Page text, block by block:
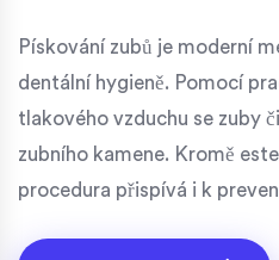
Pískování zubů je moderní
dentální hygieně. Pomocí
tlakového vzduchu se zuby
zubního kamene. Kromě
procedura přispívá i k